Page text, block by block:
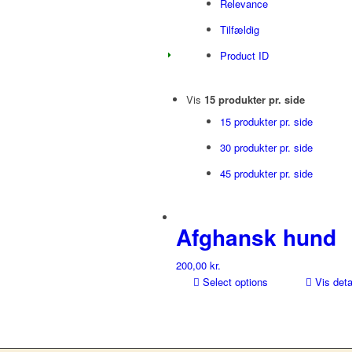
Relevance
Tilfældig
Product ID
Vis 15 produkter pr. side
15 produkter pr. side
30 produkter pr. side
45 produkter pr. side
Afghansk hund
200,00 kr.
Select options
Vis